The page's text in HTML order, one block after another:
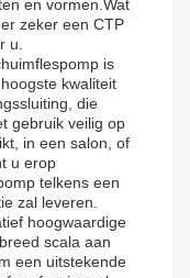
en vormen.Wat
zeker een CTP
u.
is
kwaliteit
die
gebruik veilig op
in een salon, of
u erop
telkens een
zal leveren.
hoogwaardige
scala aan
een uitstekende